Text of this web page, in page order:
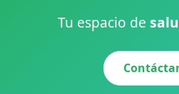
Tu espacio de